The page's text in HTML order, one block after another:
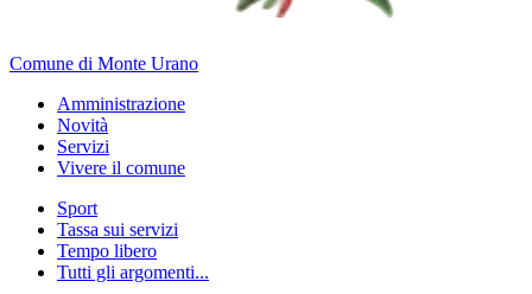
Comune di Monte Urano
Amministrazione
Novità
Servizi
Vivere il comune
Sport
Tassa sui servizi
Tempo libero
Tutti gli argomenti...